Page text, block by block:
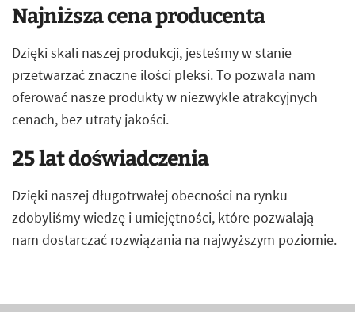
Najniższa cena producenta
Dzięki skali naszej produkcji, jesteśmy w stanie
przetwarzać znaczne ilości pleksi. To pozwala nam
oferować nasze produkty w niezwykle atrakcyjnych
cenach, bez utraty jakości.
25 lat doświadczenia
Dzięki naszej długotrwałej obecności na rynku
zdobyliśmy wiedzę i umiejętności, które pozwalają
nam dostarczać rozwiązania na najwyższym poziomie.